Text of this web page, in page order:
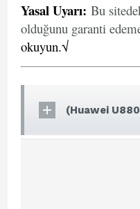
Yasal Uyarı: Bu
olduğunu garanti
okuyun.√
(Huawei